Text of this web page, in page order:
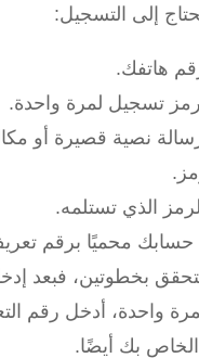
إلى التسجيل:
هاتفك.
تسجيل لمرة واحدة.
نصية قصيرة أو
الذي تستلمه.
حسابك محميًا برقم
بخطوتين، فبعد
واحدة، أدخل رقم
بك أيضًا.